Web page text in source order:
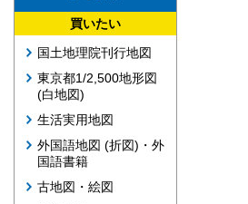
買いたい
国土地理院刊行地図
東京都1/2,500地形図
(白地図)
生活実用地図
外国語地図 (折図)・外
国語書籍
古地図・絵図